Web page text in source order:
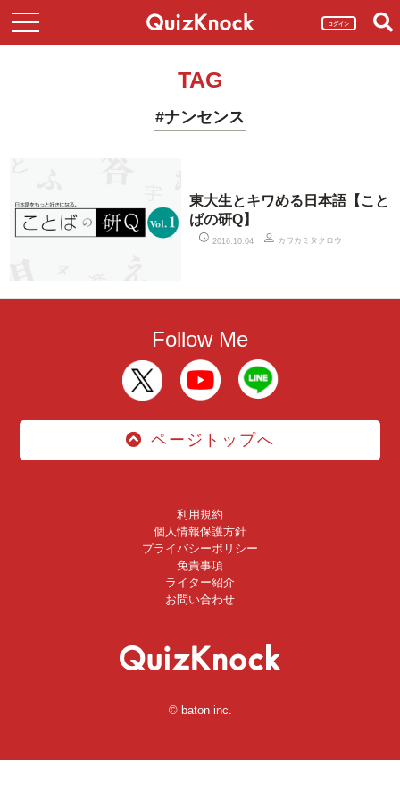
ログイン
TAG
#ナンセンス
東大生とキワめる日本語【こと
ばの研Q】
2016.10.04 カワカミタクロウ
Follow Me
ページトップへ
利用規約
個人情報保護方針
プライバシーポリシー
免責事項
ライター紹介
お問い合わせ
© baton inc.